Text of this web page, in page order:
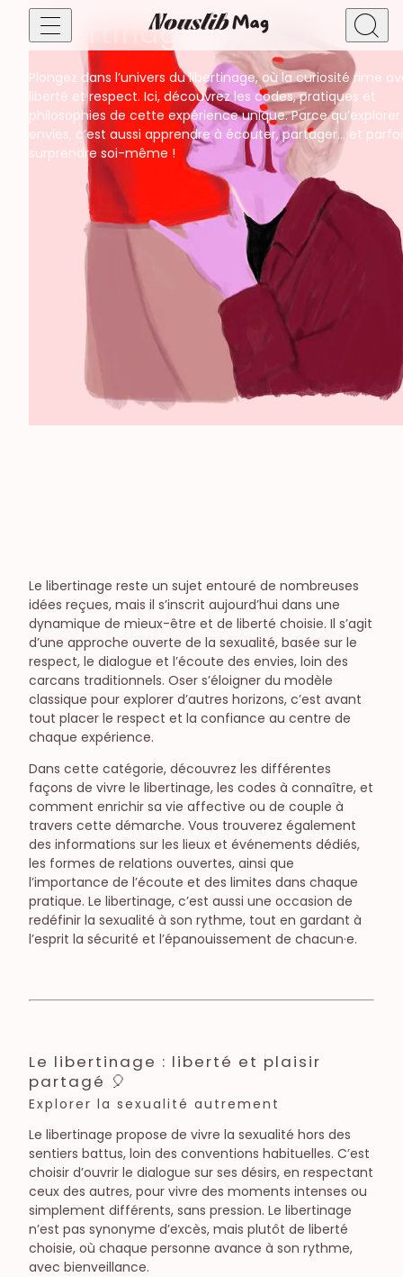
Bien-être sexuel & santé intime
Sexualité masculine
Sexualité féminine
Bien-être sexuel
Sexualité & vie de couple
Amour
Relations ouvertes
Vie de couple
Libido & Orgasmes
Séduction, rencontres & relations
Astrologie
Dating & Séduction
Plaisirs & pratiques
BDSM
Jouets et toys
Le sexe dans la société
Féminisme
Faire des rencontres !
Libertinage
Plongez dans l’univers du libertinage, où la curiosité rime
liberté et respect. Ici, découvrez les codes, pratiques et
philosophies de cette expérience unique. Parce qu’explorer
envies, c’est aussi apprendre à écouter, partager… et
surprendre soi-même !
Le libertinage reste un sujet entouré de nombreuses
idées reçues, mais il s’inscrit aujourd’hui dans une
dynamique de mieux-être et de liberté choisie. Il s’agit
d’une approche ouverte de la sexualité, basée sur le
respect, le dialogue et l’écoute des envies, loin des
carcans traditionnels. Oser s’éloigner du modèle
classique pour explorer d’autres horizons, c’est avant
tout placer le respect et la confiance au centre de
chaque expérience.
Dans cette catégorie, découvrez les différentes
façons de vivre le libertinage, les codes à connaître, et
comment enrichir sa vie affective ou de couple à
travers cette démarche. Vous trouverez également
des informations sur les lieux et événements dédiés,
les formes de relations ouvertes, ainsi que
l’importance de l’écoute et des limites dans chaque
pratique. Le libertinage, c’est aussi une occasion de
redéfinir la sexualité à son rythme, tout en gardant à
l’esprit la sécurité et l’épanouissement de chacun·e.
Le libertinage : liberté et plaisir
partagé 🎈
Explorer la sexualité autrement
Le libertinage propose de vivre la sexualité hors des
sentiers battus, loin des conventions habituelles. C’est
choisir d’ouvrir le dialogue sur ses désirs, en respectant
ceux des autres, pour vivre des moments intenses ou
simplement différents, sans pression. Le libertinage
n’est pas synonyme d’excès, mais plutôt de liberté
choisie, où chaque personne avance à son rythme,
avec bienveillance.